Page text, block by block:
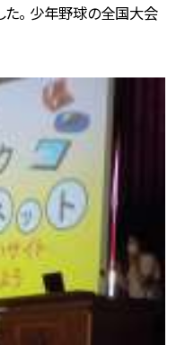
。 少年野球の全国大会